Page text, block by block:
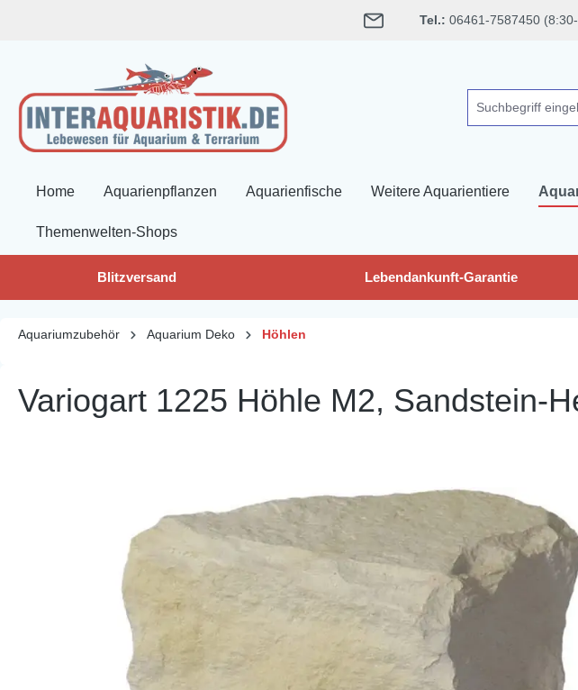
Tel.: 06461-7587450
Home Aquarienpflanzen Aquarienfische Weitere Aquarientiere
Themenwelten-Shops
Blitzversand Lebendankunft-Garantie
Aquariumzubehör Aquarium Deko Höhlen
Variogart 1225 Höhle M2, Sandstein-